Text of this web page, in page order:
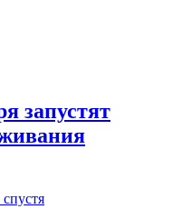
запустят